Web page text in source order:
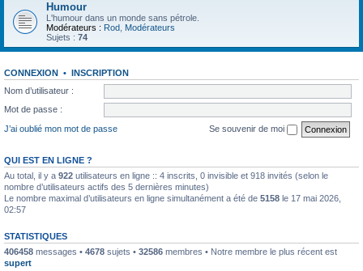
Humour
L'humour dans un monde sans pétrole.
Modérateurs : Rod Modérateurs
Sujets : 74
CONNEXION • INSCRIPTION
Nom d’utilisateur :
Mot de passe :
J’ai oublié mon mot de passe
Se souvenir de moi
QUI EST EN LIGNE ?
Au total, il y a 922 utilisateurs en ligne :: 4 inscrits, 0 invisible et 918 invités (selon le
nombre d’utilisateurs actifs des 5 dernières minutes)
Le nombre maximal d’utilisateurs en ligne simultanément a été de 5158 le 17 mai 2026,
02:57
STATISTIQUES
406458 messages • 4678 sujets • 32586 membres • Notre membre le plus récent est
supert